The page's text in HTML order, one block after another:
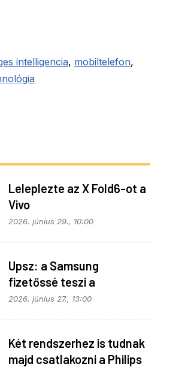
intelligencia, mobiltelefon,
Leleplezte az X Fold6-ot a
Vivo
2026. június 29., 10:00
Upsz: a Samsung
fizetőssé teszi a
SmartThings API
2026. június 27., 13:00
Két rendszerhez is tudnak
majd csatlakozni a Philips